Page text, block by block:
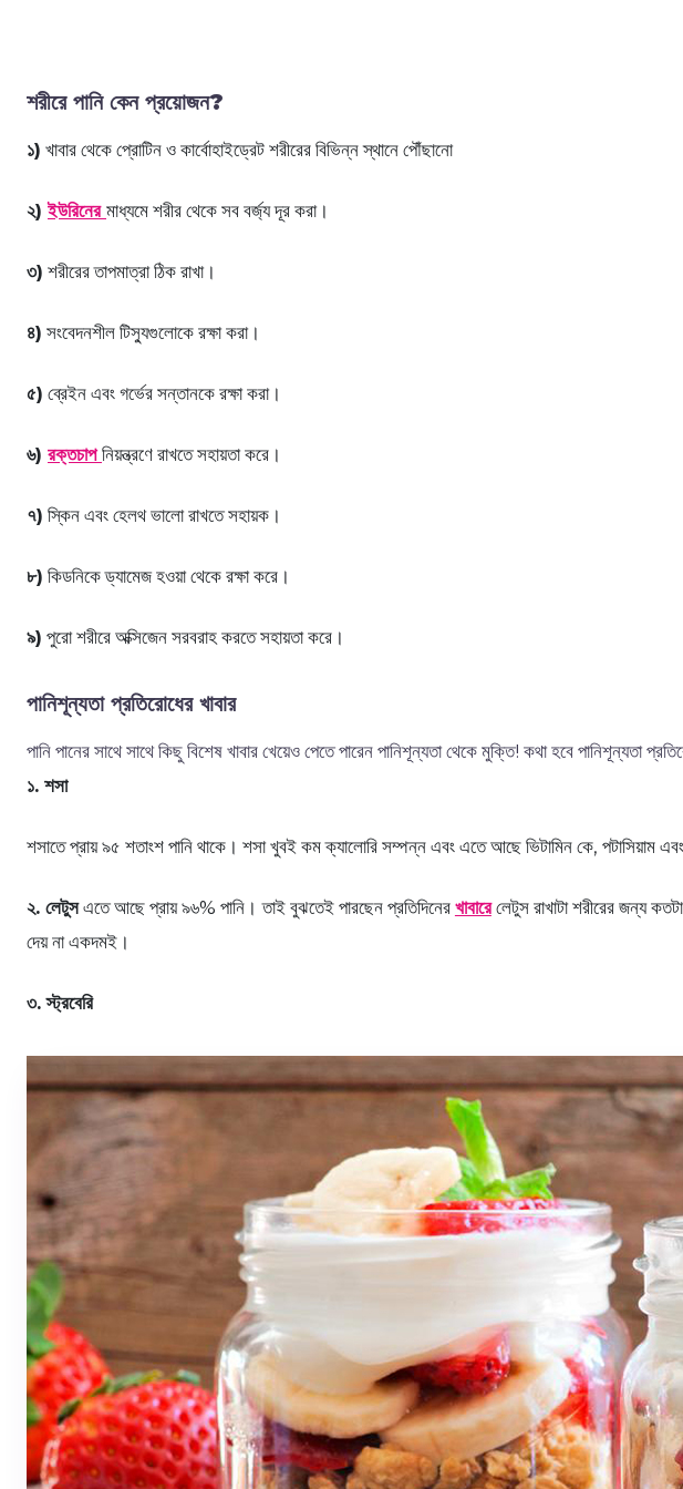
শরীরে পানি কেন প্রয়োজন?
১) খাবার থেকে প্রোটিন ও কার্বোহাইড্রেট শরীরের বিভিন্ন স্থানে পৌঁছানো
২)ইউরিনের মাধ্যমে শরীর থেকে সব বর্জ্য দূর করা।
৩) শরীরের তাপমাত্রা ঠিক রাখা।
৪) সংবেদনশীল টিস্যুগুলোকে রক্ষা করা।
৫) ব্রেইন এবং গর্ভের সন্তানকে রক্ষা করা।
৬) রক্তচাপ নিয়ন্ত্রণে রাখতে সহায়তা করে।
৭) স্কিন এবং হেলথ ভালো রাখতে সহায়ক।
৮) কিডনিকে ড্যামেজ হওয়া থেকে রক্ষা করে।
৯) পুরো শরীরে অক্সিজেন সরবরাহ করতে সহায়তা করে।
পানিশূন্যতা প্রতিরোধের খাবার
পানি পানের সাথে সাথে কিছু বিশেষ খাবার খেয়েও পেতে পারেন পানিশূন্যতা থেকে মুক্তি! কথা হবে পানিশূন্যতা
১. শসা
শসাতে প্রায় ৯৫ শতাংশ পানি থাকে। শসা খুবই কম ক্যালোরি সম্পন্ন এবং এতে আছে ভিটামিন কে, পটাসিয়াম
২. লেটুসএতে আছে প্রায় ৯৬% পানি। তাই বুঝতেই পারছেন প্রতিদিনের খাবারেলেটুস রাখাটা শরীরের জন্য
দেয় না একদমই।
৩. স্ট্রবেরি